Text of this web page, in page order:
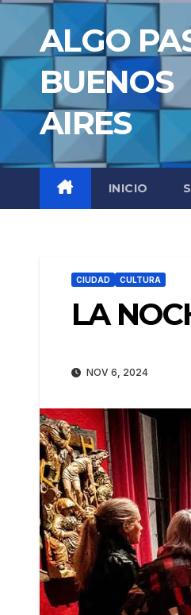
Saltar
contenidoALGO
BUENOS
AIRES
INICIO
CIUDAD CULTURA
LA
NOV 6, 2024